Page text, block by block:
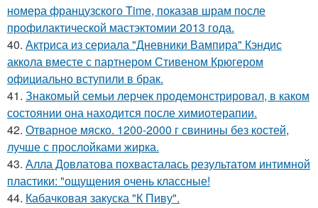
номера французского Time, показав шрам после
профилактической мастэктомии 2013 года.
40. Актриса из сериала "Дневники Вампира" Кэндис
аккола вместе с партнером Стивеном Крюгером
официально вступили в брак.
41. Знакомый семьи лерчек продемонстрировал, в каком
состоянии она находится после химиотерапии.
42. Отварное мяско. 1200-2000 г свинины без костей,
лучше с прослойками жирка.
43. Алла Довлатова похвасталась результатом интимной
пластики: "ощущения очень классные!
44. Кабачковая закуска "К Пиву".